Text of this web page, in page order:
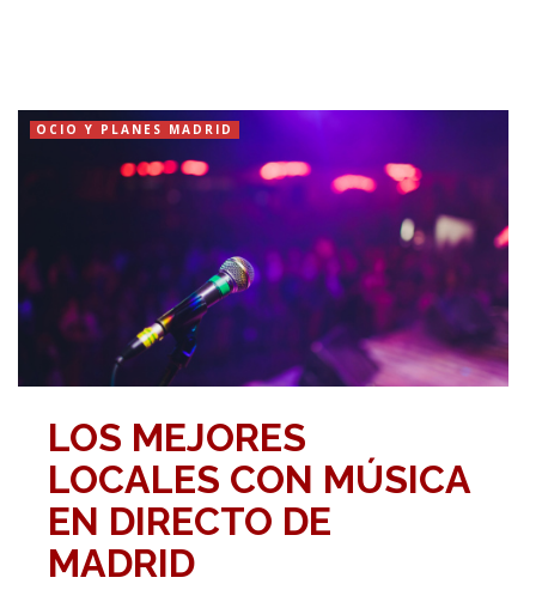
OCIO Y PLANES MADRID
LOS MEJORES
LOCALES CON MÚSICA
EN DIRECTO DE
MADRID